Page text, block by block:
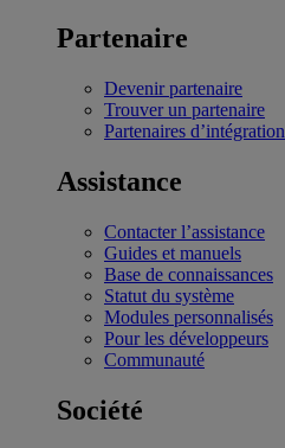
Partenaire
Devenir partenaire
Trouver un partenaire
Partenaires d’intégration
Assistance
Contacter l’assistance
Guides et manuels
Base de connaissances
Statut du système
Modules personnalisés
Pour les développeurs
Communauté
Société